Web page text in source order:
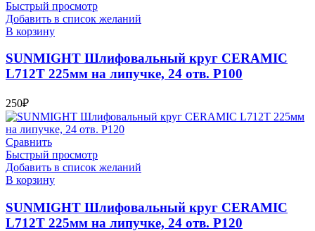
Быстрый просмотр
Добавить в список желаний
В корзину
SUNMIGHT Шлифовальный круг CERAMIC
L712T 225мм на липучке, 24 отв. P100
250₽
Сравнить
Быстрый просмотр
Добавить в список желаний
В корзину
SUNMIGHT Шлифовальный круг CERAMIC
L712T 225мм на липучке, 24 отв. P120